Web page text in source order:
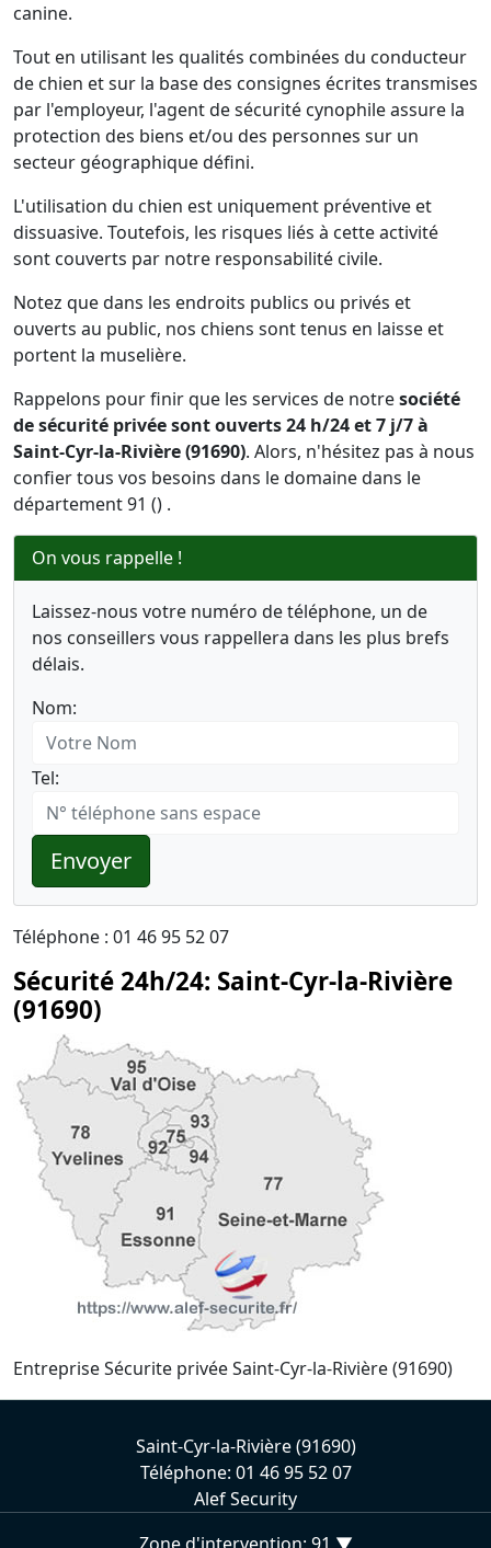
canine.
Tout en utilisant les qualités combinées du conducteur
de chien et sur la base des consignes écrites transmises
par l'employeur, l'agent de sécurité cynophile assure la
protection des biens et/ou des personnes sur un
secteur géographique défini.
L'utilisation du chien est uniquement préventive et
dissuasive. Toutefois, les risques liés à cette activité
sont couverts par notre responsabilité civile.
Notez que dans les endroits publics ou privés et
ouverts au public, nos chiens sont tenus en laisse et
portent la muselière.
Rappelons pour finir que les services de notresociété
de sécurité privée sont ouverts 24 h/24 et 7 j/7 à
Saint-Cyr-la-Rivière (91690). Alors, n'hésitez pas à nous
confier tous vos besoins dans le domaine dans le
département 91 () .
On vous rappelle !
Laissez-nous votre numéro de téléphone, un de
nos conseillers vous rappellera dans les plus brefs
délais.
Nom:
Tel:
Envoyer
Téléphone : 01 46 95 52 07
Sécurité 24h/24: Saint-Cyr-la-Rivière
(91690)
Entreprise Sécurite privée Saint-Cyr-la-Rivière (91690)
Saint-Cyr-la-Rivière (91690)
Téléphone: 01 46 95 52 07
Alef Security